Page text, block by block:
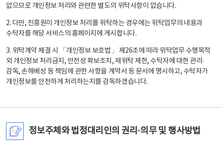
없으므로 개인정보 처리와 관련한 별도의 위탁사항이 없습니다.
2. 다만, 진흥원이 개인정보 처리를 위탁하는 경우에는 위탁업무의 내용과
수탁자를 해당 서비스의 홈페이지에 게시합니다.
3. 위탁계약 체결 시 「개인정보 보호법」 제26조에 따라 위탁업무 수행목적
외 개인정보 처리금지, 안전성 확보조치, 재위탁 제한, 수탁자에 대한 관리·
감독, 손해배상 등 책임에 관한 사항을 계약서 등 문서에 명시하고, 수탁자가
개인정보를 안전하게 처리하는지를 감독하겠습니다.
정보주체와 법정대리인의 권리·의무 및 행사방법